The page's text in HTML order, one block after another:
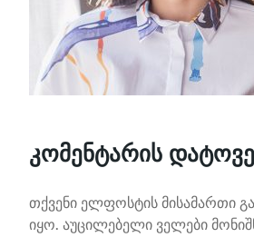
კომენტარის
თქვენი ელფოსტის მისამართი
იყო. აუცილებელი ველები